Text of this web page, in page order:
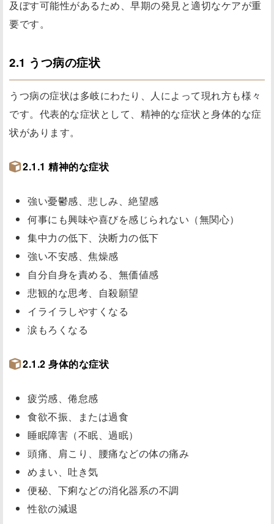
及ぼす可能性があるため、早期の発見と適切なケアが重
要です。
2.1 うつ病の症状
うつ病の症状は多岐にわたり、人によって現れ方も様々
です。代表的な症状として、精神的な症状と身体的な症
状があります。
2.1.1 精神的な症状
強い憂鬱感、悲しみ、絶望感
何事にも興味や喜びを感じられない（無関心）
集中力の低下、決断力の低下
強い不安感、焦燥感
自分自身を責める、無価値感
悲観的な思考、自殺願望
イライラしやすくなる
涙もろくなる
2.1.2 身体的な症状
疲労感、倦怠感
食欲不振、または過食
睡眠障害（不眠、過眠）
頭痛、肩こり、腰痛などの体の痛み
めまい、吐き気
便秘、下痢などの消化器系の不調
性欲の減退